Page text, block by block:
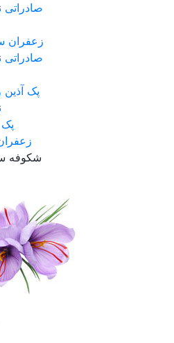
زعفران
پک
پک
شکوفه